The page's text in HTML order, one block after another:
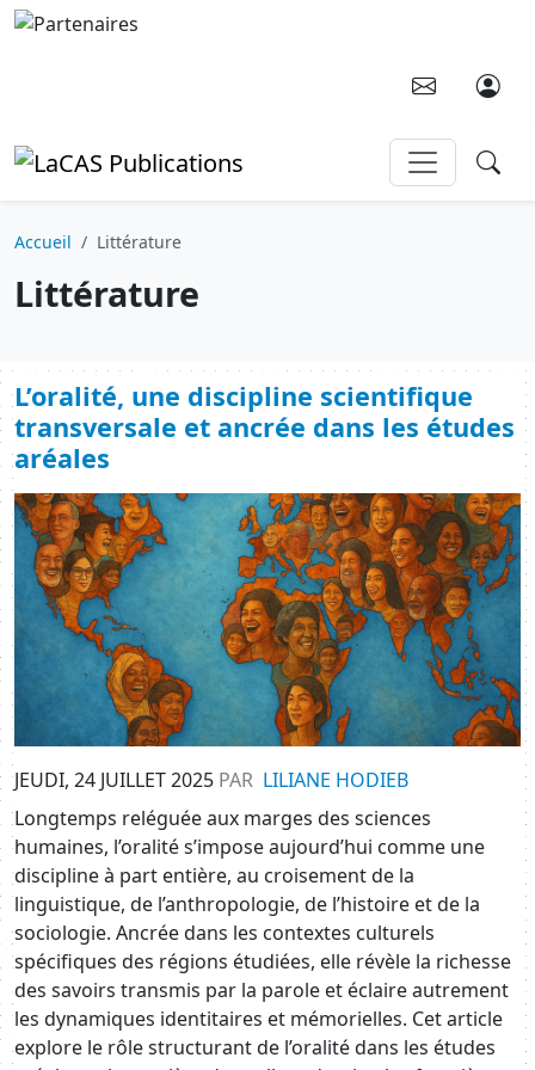
Aller au contenu principal
Accueil Littérature
Littérature
L’oralité, une discipline scientifique
transversale et ancrée dans les études
aréales
Image
JEUDI, 24 JUILLET 2025 PAR LILIANE HODIEB
Longtemps reléguée aux marges des sciences
humaines, l’oralité s’impose aujourd’hui comme une
discipline à part entière, au croisement de la
linguistique, de l’anthropologie, de l’histoire et de la
sociologie. Ancrée dans les contextes culturels
spécifiques des régions étudiées, elle révèle la richesse
des savoirs transmis par la parole et éclaire autrement
les dynamiques identitaires et mémorielles. Cet article
explore le rôle structurant de l’oralité dans les études